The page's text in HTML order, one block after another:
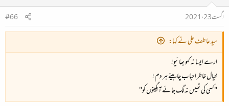
اگست 23، 2021
#66
سید عاطف علی نے کہا:
ارے ایسا نہ کہو بھائیو!
خیال خاطر احباب چاہیئے ہر دم !
"کسی کی ٹھیس نہ لگ جائے آبگینوں کو"